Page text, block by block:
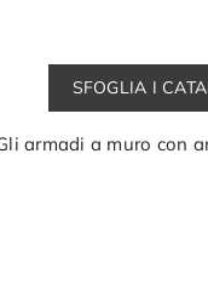
SFOGLIA I
armadi a muro con